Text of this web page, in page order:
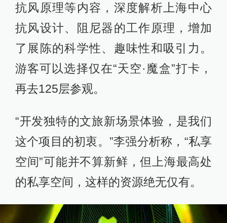
抗风原理等内容，深度解析上海中心
抗风设计、阻尼器的工作原理，增加
了展陈的科学性、趣味性和吸引力。
游客可以选择仅在“天空·魔盒”打卡，
再去125层参观。
“开发独特的文旅新场景体验，是我们
这个项目的初衷。”李强分析称，“私享
空间”可能并不算新鲜，但上海最高处
的私享空间，这样的资源绝无仅有。